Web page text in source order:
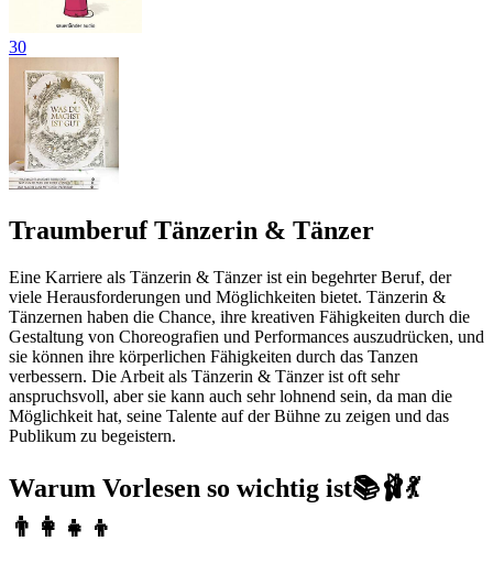
30
Traumberuf Tänzerin & Tänzer
Eine Karriere als Tänzerin & Tänzer ist ein begehrter Beruf, der
viele Herausforderungen und Möglichkeiten bietet. Tänzerin &
Tänzernen haben die Chance, ihre kreativen Fähigkeiten durch die
Gestaltung von Choreografien und Performances auszudrücken, und
sie können ihre körperlichen Fähigkeiten durch das Tanzen
verbessern. Die Arbeit als Tänzerin & Tänzer ist oft sehr
anspruchsvoll, aber sie kann auch sehr lohnend sein, da man die
Möglichkeit hat, seine Talente auf der Bühne zu zeigen und das
Publikum zu begeistern.
Warum Vorlesen so wichtig ist📚🩰💃
👨‍👩‍👧‍👦